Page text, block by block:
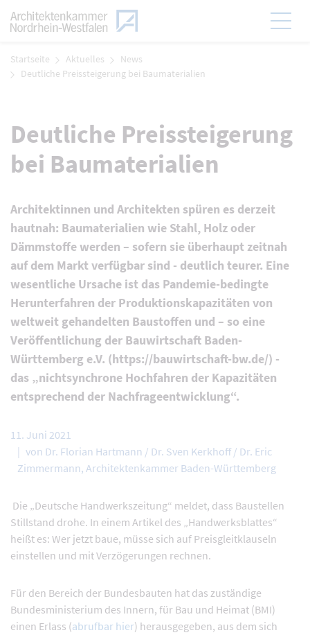
Zum Menü
Startseite Aktuelles
News
Deutliche Preissteigerung bei Baumaterialien
Deutliche Preissteigerung
bei Baumaterialien
Architektinnen und Architekten spüren es derzeit
hautnah: Baumaterialien wie Stahl, Holz oder
Dämmstoffe werden – sofern sie überhaupt zeitnah
auf dem Markt verfügbar sind - deutlich teurer. Eine
wesentliche Ursache ist das Pandemie-bedingte
Herunterfahren der Produktionskapazitäten von
weltweit gehandelten Baustoffen und – so eine
Veröffentlichung der Bauwirtschaft Baden-
Württemberg e.V. (https://bauwirtschaft-bw.de/) -
das „nichtsynchrone Hochfahren der Kapazitäten
entsprechend der Nachfrageentwicklung“.
11. Juni 2021
von Dr. Florian Hartmann / Dr. Sven Kerkhoff / Dr. Eric
Zimmermann, Architektenkammer Baden-Württemberg
Die „Deutsche Handwerkszeitung“ meldet, dass Baustellen
Stillstand drohe. In einem Artikel des „Handwerksblattes“
heißt es: Wer jetzt baue, müsse sich auf Preisgleitklauseln
einstellen und mit Verzögerungen rechnen.
Für den Bereich der Bundesbauten hat das zuständige
Bundesministerium des Innern, für Bau und Heimat (BMI)
einen Erlass (abrufbar hier) herausgegeben, aus dem sich